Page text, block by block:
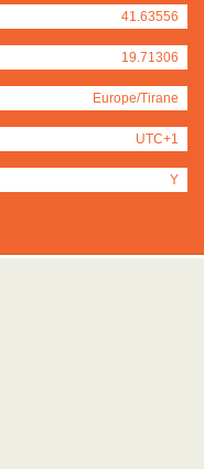
41.63556
19.71306
Europe/Tirane
UTC+1
Y